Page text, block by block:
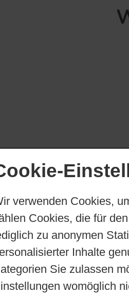
verwenden Cookies,
Cookies, die für
zu anonymen
Inhalte
Sie zulassen
womöglich
man von
mehr lange
Lang
links,